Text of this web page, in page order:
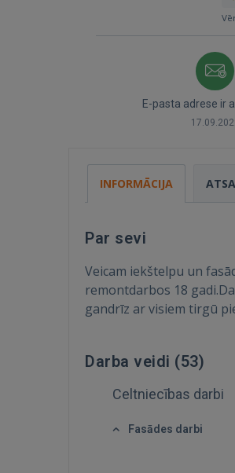
E-pasta adrese ir
INFORMĀCIJA
Par sevi
Veicam iekštelpu un
remontdarbos 18
gandrīz ar visiem tirgū
Darba veidi (53)
Celtniecības darbi
Fasādes darbi